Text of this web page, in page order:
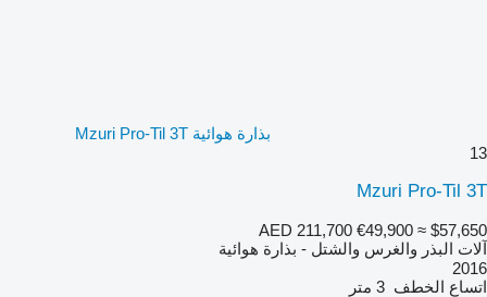
بذارة هوائية Mzuri Pro-Til 3T
13
Mzuri Pro-Til 3T
AED 211,700 €49,900 ≈ $57,650
آلات البذر والغرس والشتل - بذارة هوائية
2016
اتساع الخطف 3 متر